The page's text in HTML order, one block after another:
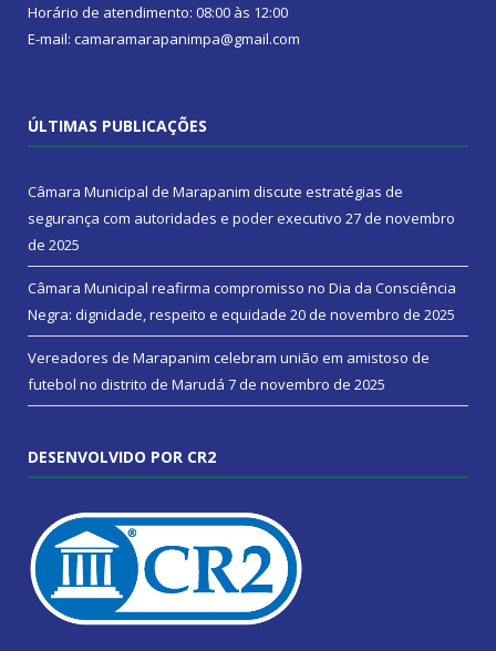
Horário de atendimento: 08:00 às 12:00
E-mail: camaramarapanimpa@gmail.com
ÚLTIMAS PUBLICAÇÕES
Câmara Municipal de Marapanim discute estratégias de
segurança com autoridades e poder executivo 27 de novembro
de 2025
Câmara Municipal reafirma compromisso no Dia da Consciência
Negra: dignidade, respeito e equidade 20 de novembro de 2025
Vereadores de Marapanim celebram união em amistoso de
futebol no distrito de Marudá 7 de novembro de 2025
DESENVOLVIDO POR CR2